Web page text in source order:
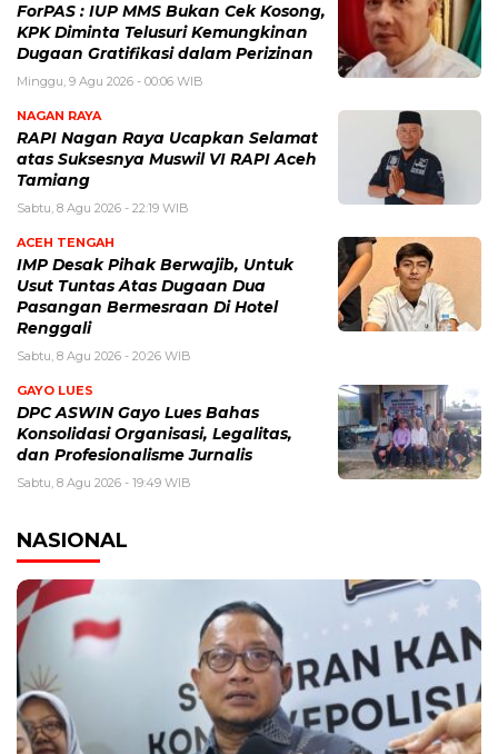
ForPAS : IUP MMS Bukan Cek Kosong,
KPK Diminta Telusuri Kemungkinan
Dugaan Gratifikasi dalam Perizinan
Minggu, 9 Agu 2026 - 00:06 WIB
NAGAN RAYA
RAPI Nagan Raya Ucapkan Selamat
atas Suksesnya Muswil VI RAPI Aceh
Tamiang
Sabtu, 8 Agu 2026 - 22:19 WIB
ACEH TENGAH
IMP Desak Pihak Berwajib, Untuk
Usut Tuntas Atas Dugaan Dua
Pasangan Bermesraan Di Hotel
Renggali
Sabtu, 8 Agu 2026 - 20:26 WIB
GAYO LUES
DPC ASWIN Gayo Lues Bahas
Konsolidasi Organisasi, Legalitas,
dan Profesionalisme Jurnalis
Sabtu, 8 Agu 2026 - 19:49 WIB
NASIONAL